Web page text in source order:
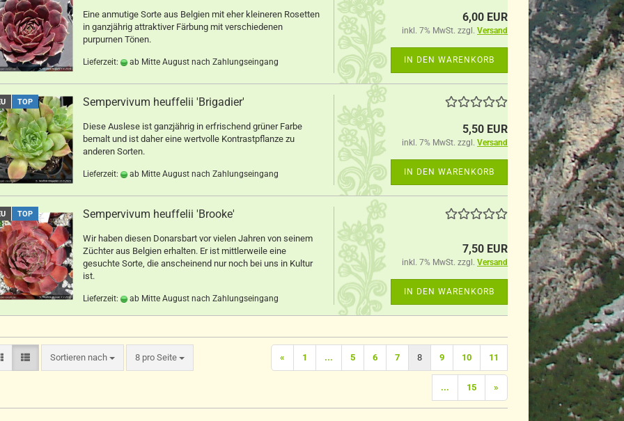
Eine anmutige Sorte aus Belgien mit eher kleineren Rosetten
in ganzjährig attraktiver Färbung mit verschiedenen
purpurnen Tönen.
Lieferzeit: ab Mitte August nach Zahlungseingang
6,00 EUR
inkl. 7% MwSt. zzgl. Versand
IN DEN WARENKORB
TOP Sempervivum heuffelii 'Brigadier'
Diese Auslese ist ganzjährig in erfrischend grüner Farbe
bemalt und ist daher eine wertvolle Kontrastpflanze zu
anderen Sorten.
Lieferzeit: ab Mitte August nach Zahlungseingang
5,50 EUR
inkl. 7% MwSt. zzgl. Versand
IN DEN WARENKORB
TOP Sempervivum heuffelii 'Brooke'
Wir haben diesen Donarsbart vor vielen Jahren von seinem
Züchter aus Belgien erhalten. Er ist mittlerweile eine
gesuchte Sorte, die anscheinend nur noch bei uns in Kultur
ist.
Lieferzeit: ab Mitte August nach Zahlungseingang
7,50 EUR
inkl. 7% MwSt. zzgl. Versand
IN DEN WARENKORB
Sortieren nach
Sortieren nach 8 pro Seite
pro Seite « 1 ... 5 6 7 8 9 10 11
... 15 »